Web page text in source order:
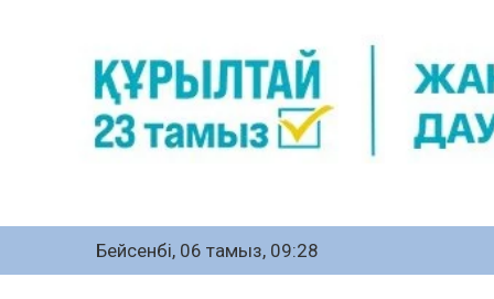
Бейсенбі, 06 тамыз, 09:28